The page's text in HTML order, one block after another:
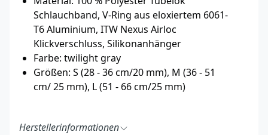
Schlauchband, V-Ring aus eloxiertem 6061-
T6 Aluminium, ITW Nexus Airloc
Klickverschluss, Silikonanhänger
Farbe: twilight gray
Größen: S (28 - 36 cm/20 mm), M (36 - 51
cm/ 25 mm), L (51 - 66 cm/25 mm)
Herstellerinformationen